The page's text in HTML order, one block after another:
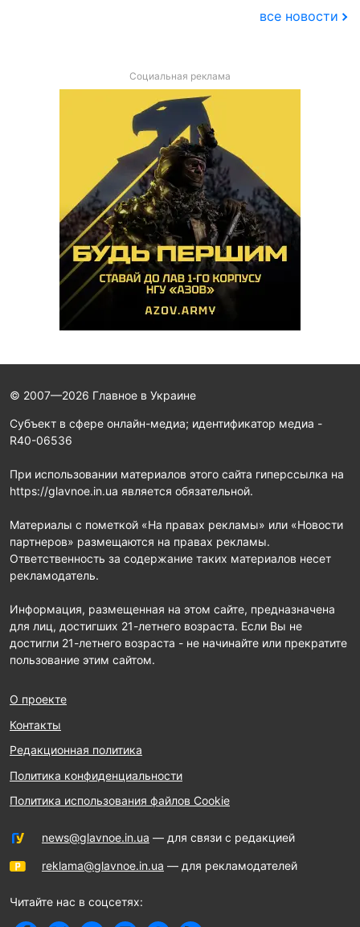
все новости
Социальная реклама
© 2007—2026 Главное в Украине
Субъект в сфере онлайн-медиа; идентификатор медиа -
R40-06536
При использовании материалов этого сайта гиперссылка на
https://glavnoe.in.ua является обязательной.
Материалы с пометкой «На правах рекламы» или «Новости
партнеров» размещаются на правах рекламы.
Ответственность за содержание таких материалов несет
рекламодатель.
Информация, размещенная на этом сайте, предназначена
для лиц, достигших 21-летнего возраста. Если Вы не
достигли 21-летнего возраста - не начинайте или прекратите
пользование этим сайтом.
О проекте
Контакты
Редакционная политика
Политика конфиденциальности
Политика использования файлов Cookie
news@glavnoe.in.ua — для связи с редакцией
reklama@glavnoe.in.ua — для рекламодателей
Читайте нас в соцсетях: